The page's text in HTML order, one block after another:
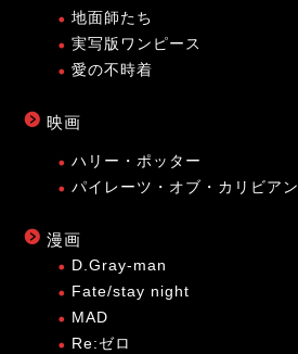
地面師たち
実写版ワンピース
愛の不時着
映画
ハリー・ポッター
パイレーツ・オブ・カリビアン
漫画
D.Gray-man
Fate/stay night
MAD
Re:ゼロ